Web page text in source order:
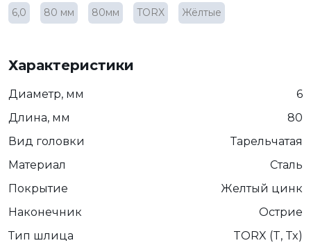
6,0 80 мм 80мм TORX Жёлтые
Характеристики
Диаметр, мм
6
Длина, мм
80
Вид головки
Тарельчатая
Материал
Сталь
Покрытие
Желтый цинк
Наконечник
Острие
Тип шлица
TORX (T, Tx)